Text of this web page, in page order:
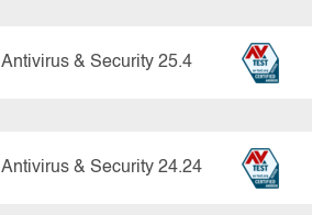
Antivirus & Security 25.4
Antivirus & Security 24.24